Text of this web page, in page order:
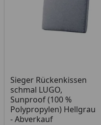
Sieger Rückenkissen
schmal LUGO,
Sunproof (100 %
Polypropylen) Hellgrau
- Abverkauf
Produkt am Lager